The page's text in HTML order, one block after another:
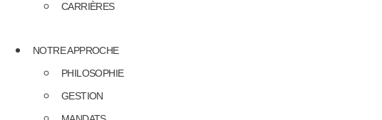
CARRIÈRES
NOTRE APPROCHE
PHILOSOPHIE
GESTION